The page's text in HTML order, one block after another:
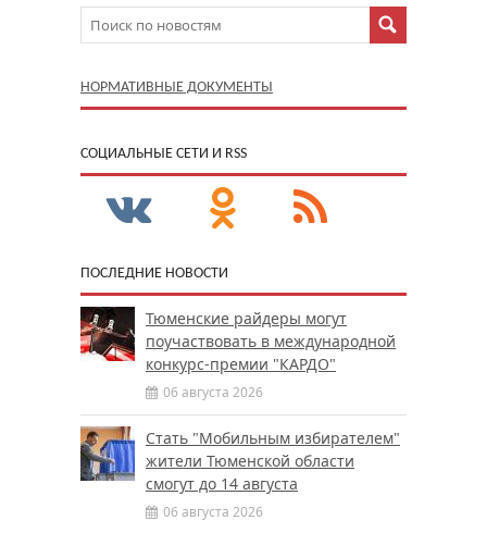
НОРМАТИВНЫЕ ДОКУМЕНТЫ
CОЦИАЛЬНЫЕ СЕТИ И RSS
ПОСЛЕДНИЕ НОВОСТИ
Тюменские райдеры могут
поучаствовать в международной
конкурс-премии "КАРДО"
06 августа 2026
Стать "Мобильным избирателем"
жители Тюменской области
смогут до 14 августа
06 августа 2026